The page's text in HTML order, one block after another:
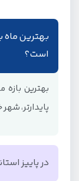
بهترین ماه
است؟
بهترین بازه
پایدارتر،
در پاییز